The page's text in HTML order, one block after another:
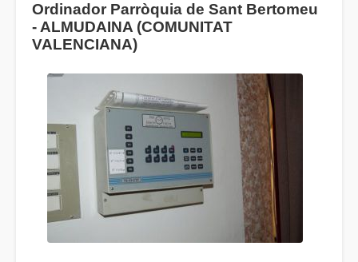
Ordinador Parròquia de Sant Bertomeu
- ALMUDAINA (COMUNITAT
VALENCIANA)